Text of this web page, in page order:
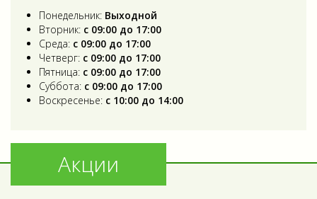
Понедельник: Выходной
Вторник: с 09:00 до 17:00
Среда: с 09:00 до 17:00
Четверг: с 09:00 до 17:00
Пятница: с 09:00 до 17:00
Суббота: с 09:00 до 17:00
Воскресенье: с 10:00 до 14:00
Акции